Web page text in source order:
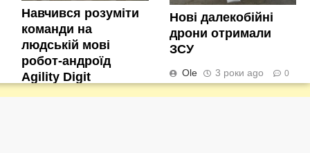
Навчився розуміти
команди на
людській мові
робот-андроїд
Agility Digit
Ole 3 роки ago
Нові далекобійні
дрони отримали
ЗСУ
Ole 3 роки ago 0